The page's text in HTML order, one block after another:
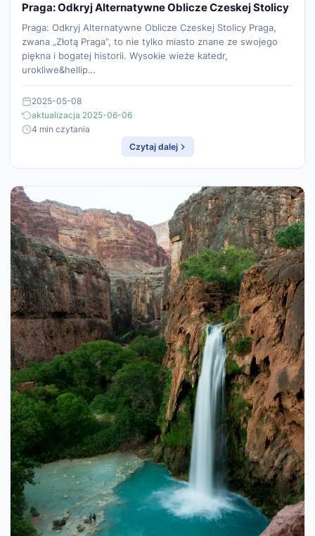
Praga: Odkryj Alternatywne Oblicze Czeskej Stolicy
Praga: Odkryj Alternatywne Oblicze Czeskej Stolicy Praga,
zwana „Złotą Praga”, to nie tylko miasto znane ze swojego
piękna i bogatej historii. Wysokie wieże katedr,
urokliwe&hellip…
2025-05-08
aktualizacja 2025-06-06
4 min czytania
Czytaj dalej